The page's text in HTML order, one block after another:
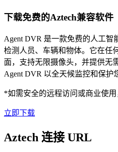
下载免费的Aztech兼容软件
Agent DVR 是一款免费的人工智
检测人员、车辆和物体。它在任
面，支持无限摄像头，并提供无
Agent DVR 以全天候监控和保护
*如需安全的远程访问或商业使用
立即下载
Aztech 连接 URL